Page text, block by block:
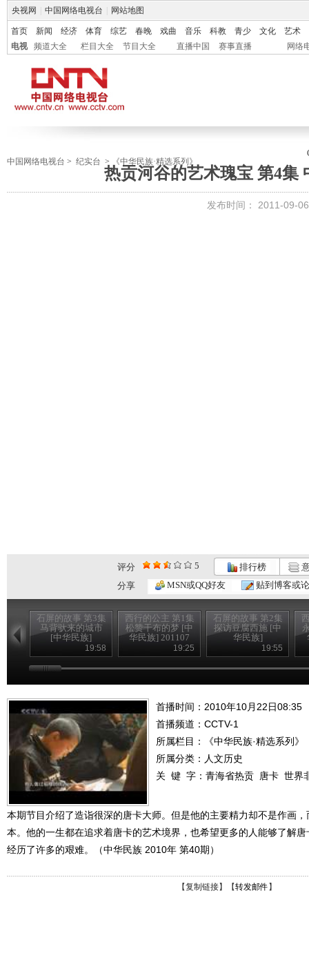
央视网 中国网络电视台 网站地图
首页 新闻 经济 体育 综艺 春晚 戏曲 音乐 科教 青少 文化
艺术
电视
频道大全 栏目大全 节目大全 直播中国 赛事直播 网络
中国网络电视台 > 纪实台 > 《中华民族·精选系列》
热贡河谷的艺术瑰宝 第4集
发布时间： 2011-09-
评分 5 排行榜
分享
MSN或QQ好友 贴到博客或
石屏的故事 第3集
马背驮来的城市
[中华民族]
19:58
西行的公主 第1集
松赞干布的梦 [中
华民族] 201107
19:25
石屏的故事 第2集
探访豆腐西施 [中
华民族]
19:55
首播时间：2010年10月22日08:35
首播频道： CCTV-1
所属栏目：
《中华民族·精选系列》
所属分类：人文历史
关 键 字： 青海省热贡 唐卡 世界
本期节目介绍了造诣很深的唐卡大师。但是他的主要精力却不是作画
本。他的一生都在追求着唐卡的艺术境界，也希望更多的人能够了解
经历了许多的艰难。（中华民族 2010年 第40期）
【复制链接】【转发邮件 】